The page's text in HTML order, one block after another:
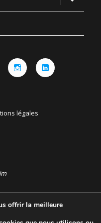
le
sous-
légales
18h
19h
offrir la meilleure